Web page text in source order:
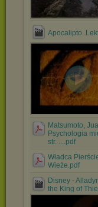
Apocalipto
Matsumoto,
Psychologia
str. ....pdf
Władca
Wieże.pdf
Disney -
the King of